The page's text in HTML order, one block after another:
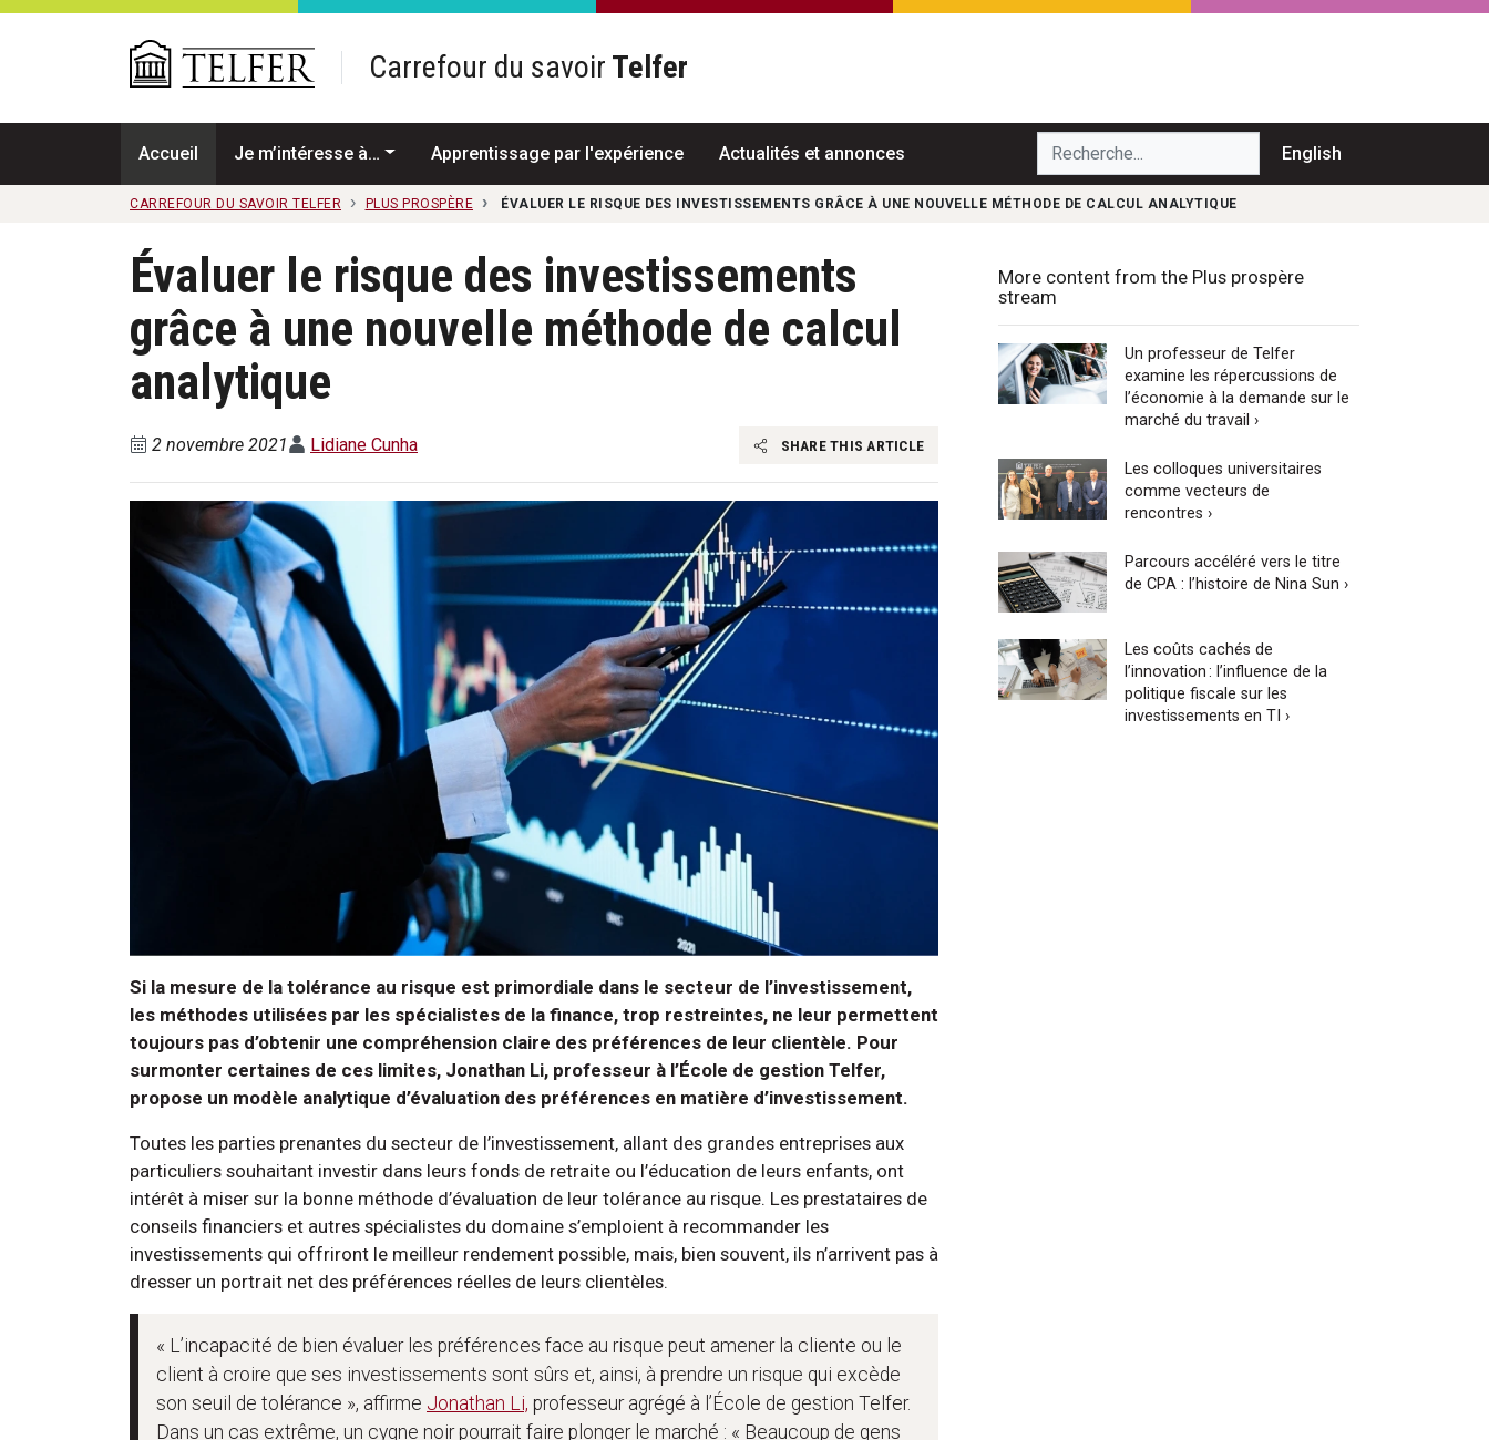
Passer au contenu principal
Carrefour du savoir Telfer
Accueil Je m’intéresse à… Apprentissage par l'expérience Actualités et annonces Recherche... English
CARREFOUR DU SAVOIR TELFER PLUS PROSPÈRE ÉVALUER LE RISQUE DES INVESTISSEMENTS GRÂCE À UNE NOUVELLE MÉTHODE DE CALCUL ANALYTIQUE
Évaluer le risque des investissements
grâce à une nouvelle méthode de calcul
analytique
2 novembre 2021 Lidiane Cunha SHARE THIS ARTICLE
Si la mesure de la tolérance au risque est primordiale dans le secteur de l’investissement,
les méthodes utilisées par les spécialistes de la finance, trop restreintes, ne leur permettent
toujours pas d’obtenir une compréhension claire des préférences de leur clientèle. Pour
surmonter certaines de ces limites, Jonathan Li, professeur à l’École de gestion Telfer,
propose un modèle analytique d’évaluation des préférences en matière d’investissement.
Toutes les parties prenantes du secteur de l’investissement, allant des grandes entreprises aux
particuliers souhaitant investir dans leurs fonds de retraite ou l’éducation de leurs enfants, ont
intérêt à miser sur la bonne méthode d’évaluation de leur tolérance au risque. Les prestataires de
conseils financiers et autres spécialistes du domaine s’emploient à recommander les
investissements qui offriront le meilleur rendement possible, mais, bien souvent, ils n’arrivent pas à
dresser un portrait net des préférences réelles de leurs clientèles.
« L’incapacité de bien évaluer les préférences face au risque peut amener la cliente ou le
client à croire que ses investissements sont sûrs et, ainsi, à prendre un risque qui excède
son seuil de tolérance », affirme Jonathan Li, professeur agrégé à l’École de gestion Telfer.
Dans un cas extrême, un cygne noir pourrait faire plonger le marché : « Beaucoup de gens
More content from the Plus prospère
stream
Un professeur de Telfer
examine les répercussions de
l’économie à la demande sur le
marché du travail ›
Les colloques universitaires
comme vecteurs de
rencontres ›
Parcours accéléré vers le titre
de CPA : l’histoire de Nina Sun ›
Les coûts cachés de
l’innovation : l’influence de la
politique fiscale sur les
investissements en TI ›